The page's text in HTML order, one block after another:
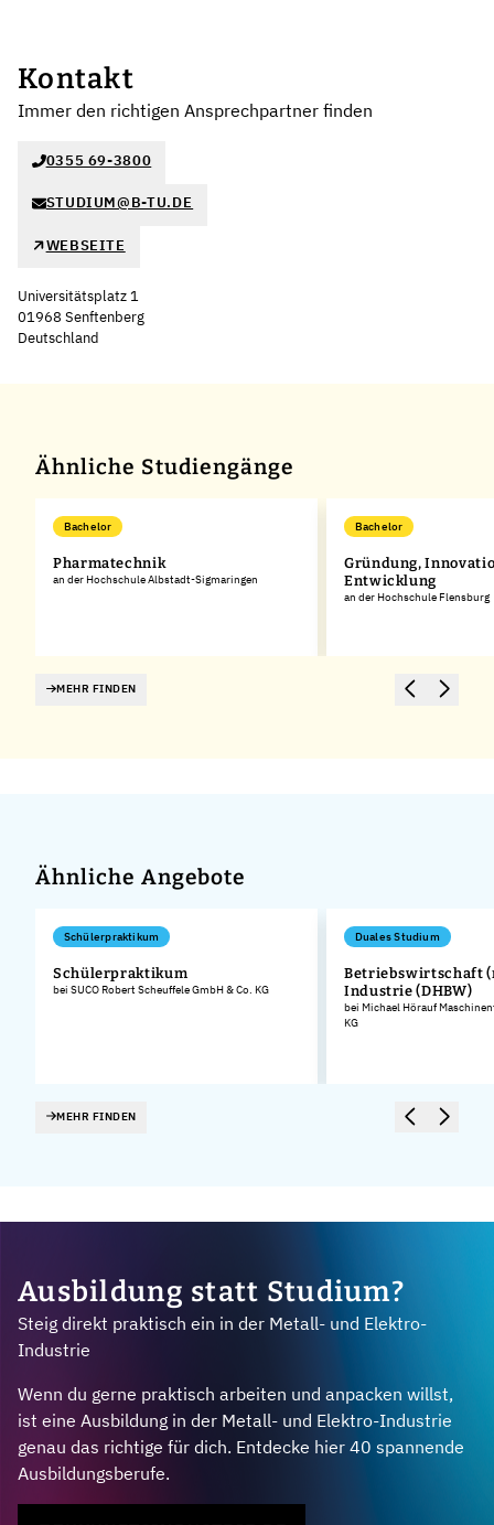
Kontakt
Immer den richtigen Ansprechpartner finden
0355 69-3800
STUDIUM@B-TU.DE
WEBSEITE
Universitätsplatz 1
01968 Senftenberg
Deutschland
Ähnliche Studiengänge
Bachelor
Pharmatechnik
an der Hochschule Albstadt-Sigmaringen
Bachelor
Gründung,
Entwicklung
an der Hochschule Flensburg
MEHR FINDEN
Ähnliche Angebote
Schülerpraktikum
Schülerpraktikum
bei SUCO Robert Scheuffele GmbH & Co. KG
Duales Studium
Betriebswirtschaft
Industrie (DHBW)
bei Michael Hörauf
KG
MEHR FINDEN
Ausbildung statt Studium?
Steig direkt praktisch ein in der Metall- und Elektro-
Industrie
Wenn du gerne praktisch arbeiten und anpacken willst,
ist eine Ausbildung in der Metall- und Elektro-Industrie
genau das richtige für dich. Entdecke hier 40 spannende
Ausbildungsberufe.